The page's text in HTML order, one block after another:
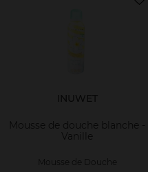
INUWET
Mousse de douche blanche -
Vanille
Mousse de Douche